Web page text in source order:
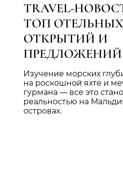
TRAVEL-
ТОП ОТЕЛЬНЫХ
ОТКРЫТИЙ И
ПРЕДЛОЖЕНИЙ
Изучение морских
на роскошной яхте и
гурмана — все это
реальностью на
островах.